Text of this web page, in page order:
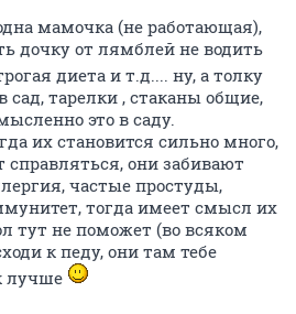
мамочка (не работающая),
дочку от лямблей не водить
диета и т.д.... ну, а толку
сад, тарелки , стаканы общие,
это в саду.
их становится сильно много,
справляться, они забивают
частые простуды,
тогда имеет смысл их
тут не поможет (во всяком
к педу, они там тебе
лучше